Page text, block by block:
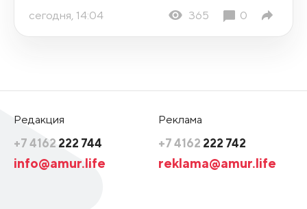
сегодня, 14:04 365 0
Редакция
+7 4162 222 744
info@amur.life
Реклама
+7 4162 222 742
reklama@amur.life